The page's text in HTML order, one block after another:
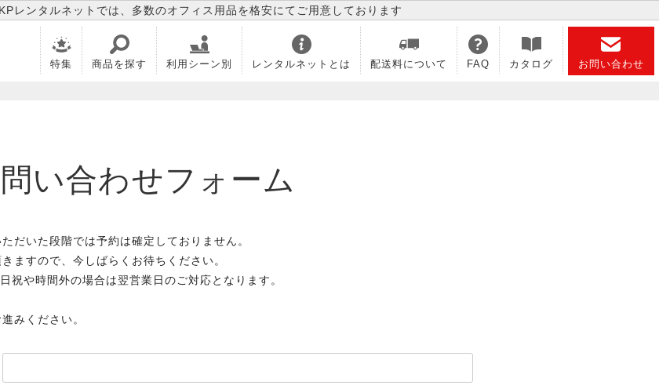
レンタルネットでは、多数のオフィス用品を格安にてご用意しております
特集 商品を探す 利用シーン別 レンタルネットとは 配送料について FAQ カタログ お問い合わせ
い合わせフォーム
だいた段階では予約は確定しておりません。
ますので、今しばらくお待ちください。
や時間外の場合は翌営業日のご対応となります。
みください。